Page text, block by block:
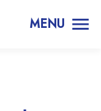
MENU